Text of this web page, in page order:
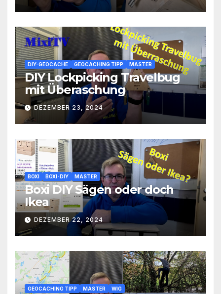
DIY-GEOCACHE GEOCACHING TIPP MASTER
DIY Lockpicking Travelbug
mit Überaschung
DEZEMBER 23, 2024
BOXI BOXI-DIY MASTER
Boxi DIY Sägen oder doch
Ikea
DEZEMBER 22, 2024
GEOCACHING TIPP MASTER WIG